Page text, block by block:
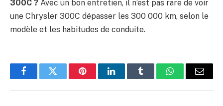
300C ? Avec un bon entretien, il n’est pas rare de voir
une Chrysler 300C dépasser les 300 000 km, selon le
modèle et les habitudes de conduite.
FacebookTwitter PinterestLinkedInTumblr WhatsApp
E-